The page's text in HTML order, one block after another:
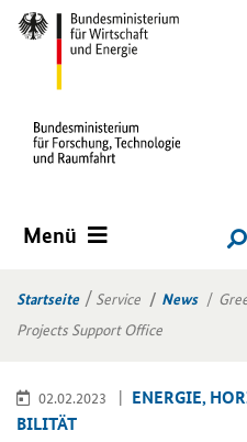
Menü
Startseite Service News
Projects Support Office
02.02.2023
EN­ER­GIE,
BI­LI­TÄT